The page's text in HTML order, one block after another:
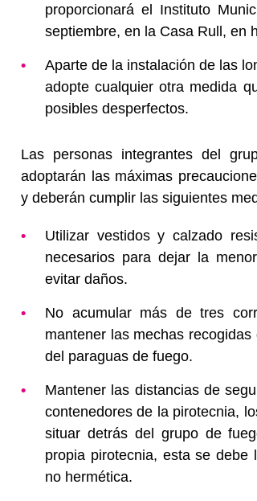
proporcionará el Instituto
septiembre, en la Casa Rull, en
Aparte de la instalación de las
adopte cualquier otra medida
posibles desperfectos.
Las personas integrantes del
adoptarán las máximas
y deberán cumplir las siguientes
Utilizar vestidos y calzado
necesarios para dejar la
evitar daños.
No acumular más de tres
mantener las mechas
del paraguas de fuego.
Mantener las distancias de
contenedores de la pirotecnia,
situar detrás del grupo de
propia pirotecnia, esta se
no hermética.